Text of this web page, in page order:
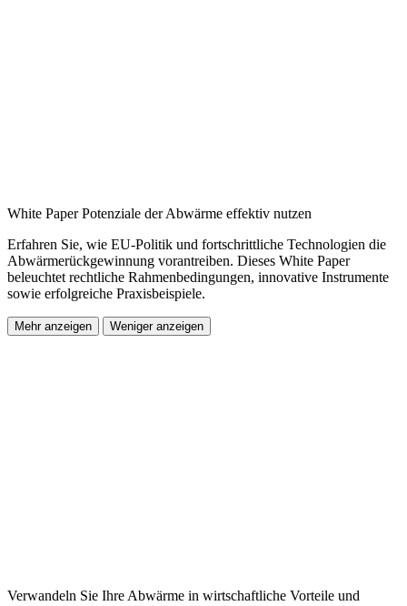
White Paper Potenziale der Abwärme effektiv nutzen
Erfahren Sie, wie EU-Politik und fortschrittliche Technologien die
Abwärmerückgewinnung vorantreiben. Dieses White Paper
beleuchtet rechtliche Rahmenbedingungen, innovative Instrumente
sowie erfolgreiche Praxisbeispiele.
Mehr anzeigen Weniger anzeigen
Verwandeln Sie Ihre Abwärme in wirtschaftliche Vorteile und